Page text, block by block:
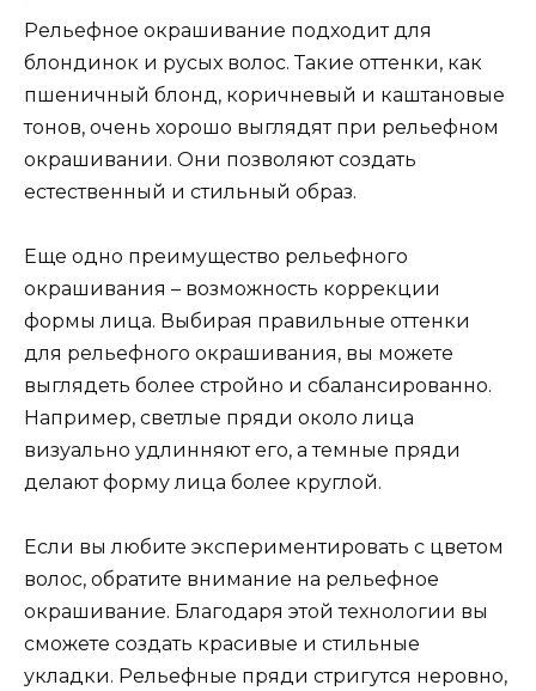
Рельефное окрашивание подходит для
блондинок и русых волос. Такие оттенки, как
пшеничный блонд, коричневый и каштановые
тонов, очень хорошо выглядят при рельефном
окрашивании. Они позволяют создать
естественный и стильный образ.
Еще одно преимущество рельефного
окрашивания – возможность коррекции
формы лица. Выбирая правильные оттенки
для рельефного окрашивания, вы можете
выглядеть более стройно и сбалансированно.
Например, светлые пряди около лица
визуально удлинняют его, а темные пряди
делают форму лица более круглой.
Если вы любите экспериментировать с цветом
волос, обратите внимание на рельефное
окрашивание. Благодаря этой технологии вы
сможете создать красивые и стильные
укладки. Рельефные пряди стригутся неровно,